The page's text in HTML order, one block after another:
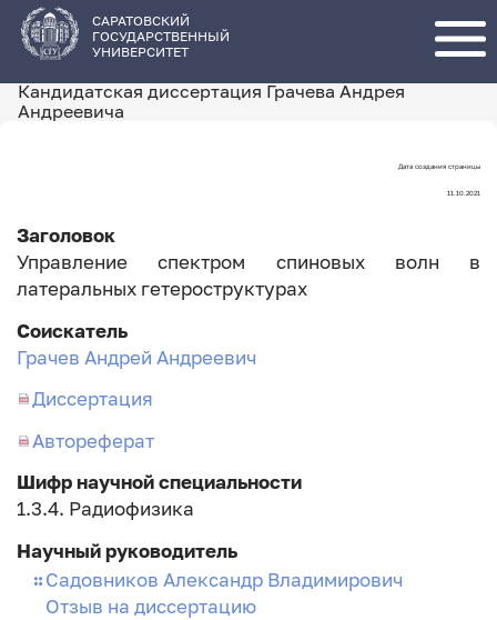
основному
содержанию
САРАТОВСКИЙ
ГОСУДАРСТВЕННЫЙ
УНИВЕРСИТЕТ
Кандидатская диссертация Грачева Андрея
Андреевича
Дата создания страницы
11.10.2021
Заголовок
Управление спектром спиновых волн в
латеральных гетероструктурах
Соискатель
Грачев Андрей Андреевич
Диссертация
Автореферат
Шифр научной специальности
1.3.4. Радиофизика
Научный руководитель
Садовников Александр Владимирович
Отзыв на диссертацию